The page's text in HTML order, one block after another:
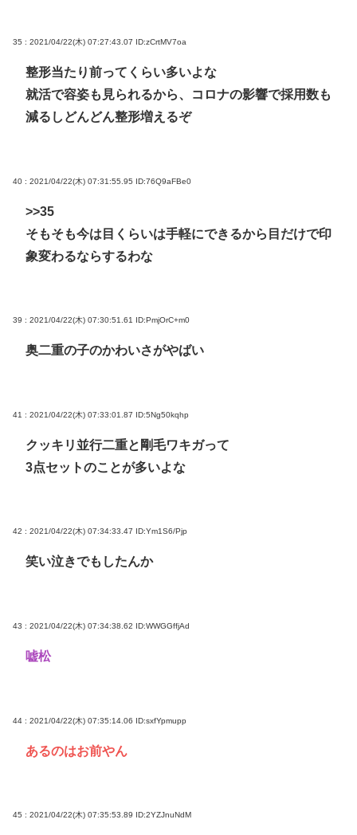
35 : 2021/04/22(木) 07:27:43.07 ID:zCrtMV7oa
整形当たり前ってくらい多いよな
就活で容姿も見られるから、コロナの影響で採用数も
減るしどんどん整形増えるぞ
40 : 2021/04/22(木) 07:31:55.95 ID:76Q9aFBe0
>>35
そもそも今は目くらいは手軽にできるから目だけで印
象変わるならするわな
39 : 2021/04/22(木) 07:30:51.61 ID:PmjOrC+m0
奥二重の子のかわいさがやばい
41 : 2021/04/22(木) 07:33:01.87 ID:5Ng50kqhp
クッキリ並行二重と剛毛ワキガって
3点セットのことが多いよな
42 : 2021/04/22(木) 07:34:33.47 ID:Ym1S6/Pjp
笑い泣きでもしたんか
43 : 2021/04/22(木) 07:34:38.62 ID:WWGGffjAd
嘘松
44 : 2021/04/22(木) 07:35:14.06 ID:sxfYpmupp
あるのはお前やん
45 : 2021/04/22(木) 07:35:53.89 ID:2YZJnuNdM